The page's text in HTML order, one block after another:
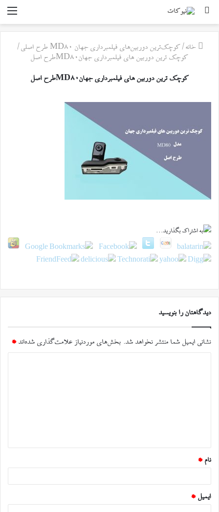
منو
جستجو
برای
خانه /کوچک‌ترین دوربین‌های فیلمبرداری جهان MD80 طرح اصلی
/
کوچک ترین دوربین های فیلمبرداری جهانMD80طرح اصل
کوچک ترین دوربین های فیلمبرداری جهانMD80طرح اصل
دیدگاهتان را بنویسید
نشانی ایمیل شما منتشر نخواهد شد. بخش‌های موردنیاز علامت‌گذاری شده‌اند *
*
نام *
ایمیل *